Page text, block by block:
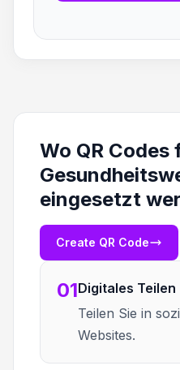
Wo QR Codes
eingesetzt
Create QR Code
01Digitales Teilen
Teilen Sie in
Websites.